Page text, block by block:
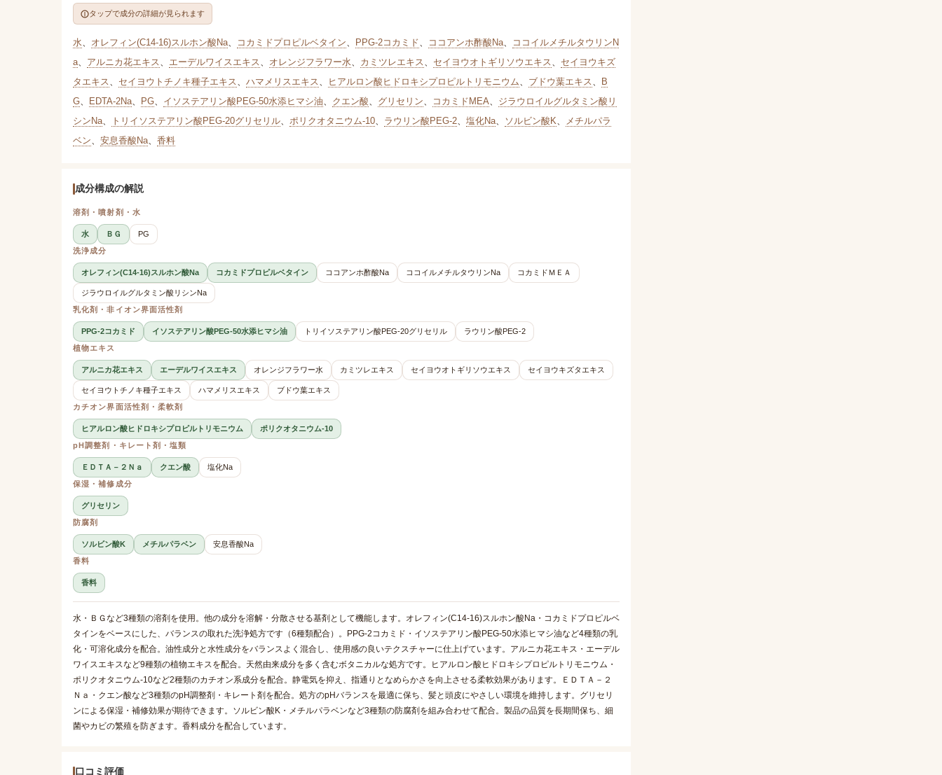
タップで成分の詳細が見られます
水、 オレフィン(C14-16)スルホン酸Na、 コカミドプロピルベタイン、 PPG-2コカミド、 ココアンホ酢酸Na、
ココイルメチルタウリンN
a、 アルニカ花エキス、 エーデルワイスエキス、 オレンジフラワー水、 カミツレエキス、 セイヨウオトギリソウエキス、 セイヨウキズ
タエキス、 セイヨウトチノキ種子エキス、 ハマメリスエキス、 ヒアルロン酸ヒドロキシプロピルトリモニウム、 ブドウ葉エキス、
B
G、 EDTA-2Na、 PG、 イソステアリン酸PEG-50水添ヒマシ油、 クエン酸、 グリセリン、 コカミドMEA、 ジラウロイルグルタミン酸リ
シンNa、 トリイソステアリン酸PEG-20グリセリル、 ポリクオタニウム-10、 ラウリン酸PEG-2、 塩化Na、 ソルビン酸K、
メチルパラ
ベン、 安息香酸Na、 香料
成分構成の解説
溶剤・噴射剤・水
水 ＢＧ
PG
洗浄成分
オレフィン(C14-16)スルホン酸Na コカミドプロピルベタイン ココアンホ酢酸Na ココイルメチルタウリンNa コカミドＭＥＡ
ジラウロイルグルタミン酸リシンNa
乳化剤・非イオン界面活性剤
PPG-2コカミド イソステアリン酸PEG-50水添ヒマシ油 トリイソステアリン酸PEG-20グリセリル
ラウリン酸PEG-2
植物エキス
アルニカ花エキス エーデルワイスエキス オレンジフラワー水 カミツレエキス セイヨウオトギリソウエキス セイヨウキズタエキス
セイヨウトチノキ種子エキス ハマメリスエキス
ブドウ葉エキス
カチオン界面活性剤・柔軟剤
ヒアルロン酸ヒドロキシプロピルトリモニウム
ポリクオタニウム-10
pH調整剤・キレート剤・塩類
ＥＤＴＡ－２Ｎａ クエン酸
塩化Na
保湿・補修成分
グリセリン
防腐剤
ソルビン酸K メチルパラベン
安息香酸Na
香料
香料
水・ＢＧなど3種類の溶剤を使用。他の成分を溶解・分散させる基剤として機能します。オレフィン(C14-16)スルホン酸Na・コカミドプロピルベ
タインをベースにした、バランスの取れた洗浄処方です（6種類配合）。PPG-2コカミド・イソステアリン酸PEG-50水添ヒマシ油など4種類の乳
化・可溶化成分を配合。油性成分と水性成分をバランスよく混合し、使用感の良いテクスチャーに仕上げています。アルニカ花エキス・エーデル
ワイスエキスなど9種類の植物エキスを配合。天然由来成分を多く含むボタニカルな処方です。ヒアルロン酸ヒドロキシプロピルトリモニウム・
ポリクオタニウム-10など2種類のカチオン系成分を配合。静電気を抑え、指通りとなめらかさを向上させる柔軟効果があります。ＥＤＴＡ－２
Ｎａ・クエン酸など3種類のpH調整剤・キレート剤を配合。処方のpHバランスを最適に保ち、髪と頭皮にやさしい環境を維持します。グリセリ
ンによる保湿・補修効果が期待できます。ソルビン酸K・メチルパラベンなど3種類の防腐剤を組み合わせて配合。製品の品質を長期間保ち、細
菌やカビの繁殖を防ぎます。香料成分を配合しています。
口コミ評価